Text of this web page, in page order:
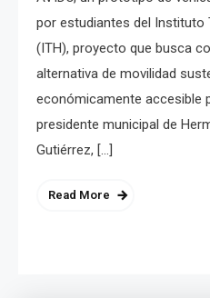
por estudiantes del Instituto
(ITH), proyecto que busca
alternativa de movilidad
económicamente accesible
presidente municipal de
Gutiérrez, […]
Read More